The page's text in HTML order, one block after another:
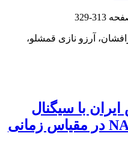
313-329
آرزو نازی قمشلو،
با سیگنال
بزرگ‌ مقیاس اقلیمی NAO در مقیاس زمانی